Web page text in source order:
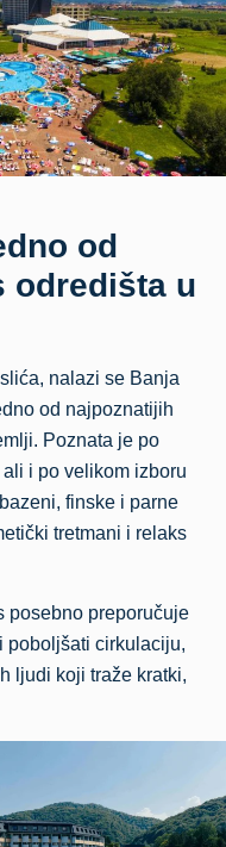
od
odredišta u
nalazi se Banja
od najpoznatijih
Poznata je po
i po velikom izboru
finske i parne
tretmani i relaks
posebno preporučuje
poboljšati cirkulaciju,
ljudi koji traže kratki,